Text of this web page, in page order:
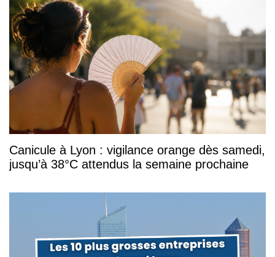
Canicule à Lyon : vigilance orange dès samedi,
jusqu’à 38°C attendus la semaine prochaine